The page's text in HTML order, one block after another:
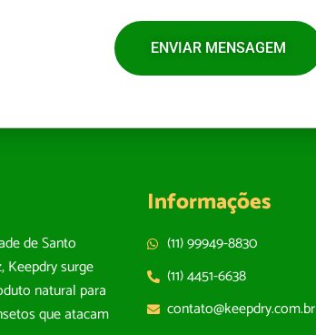
ENVIAR MENSAGEM
de Santo
Keepdry surge
natural para
que atacam
Informações
(11) 99949-8830
(11) 4451-6638
contato@keepdry.com.br